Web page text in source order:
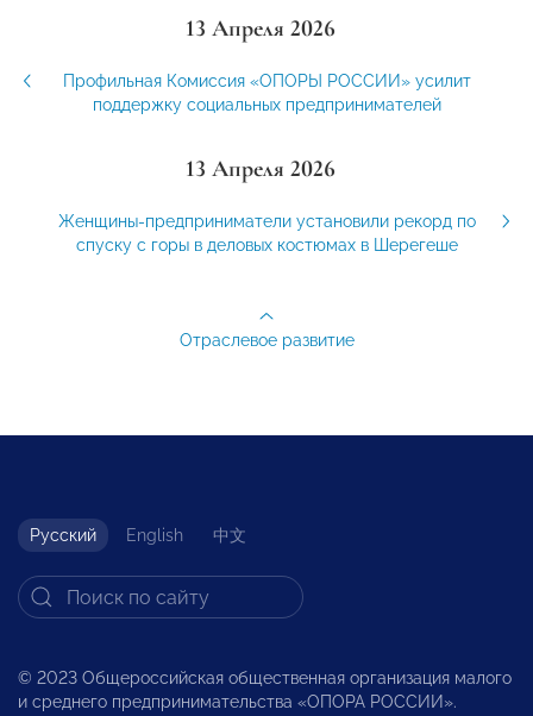
13 Апреля 2026
Профильная Комиссия «ОПОРЫ РОССИИ» усилит
поддержку социальных предпринимателей
13 Апреля 2026
Женщины-предприниматели установили рекорд по
спуску с горы в деловых костюмах в Шерегеше
Отраслевое развитие
Русский English 中文
© 2023 Общероссийская общественная организация малого
и среднего предпринимательства «ОПОРА РОССИИ».